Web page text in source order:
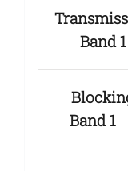
Band 1
Band 1